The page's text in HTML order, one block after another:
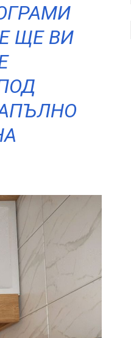
ЩЕ ВИ